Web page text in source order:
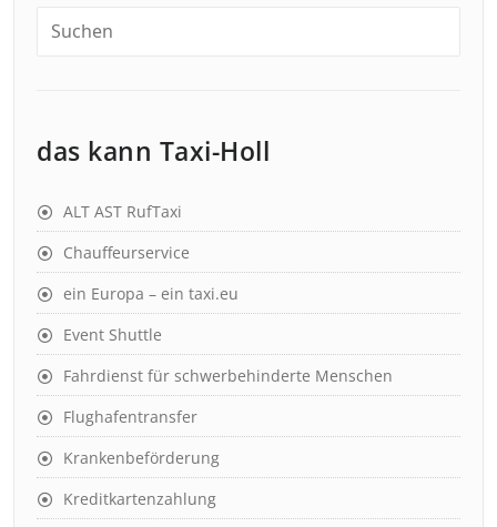
das kann Taxi-Holl
ALT AST RufTaxi
Chauffeurservice
ein Europa – ein taxi.eu
Event Shuttle
Fahrdienst für schwerbehinderte Menschen
Flughafentransfer
Krankenbeförderung
Kreditkartenzahlung